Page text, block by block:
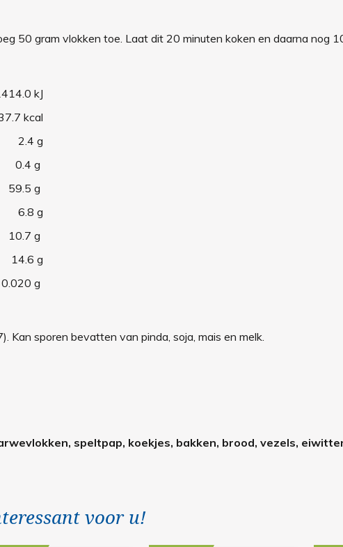
50 gram vlokken toe. Laat dit 20 minuten koken en daarna nog
kJ
kcal
2.4 g
0.4 g
59.5 g
6.8 g
10.7 g
14.6 g
0.020 g
Kan sporen bevatten van pinda, soja, mais en melk.
speltpap, koekjes, bakken, brood, vezels,
voor u!